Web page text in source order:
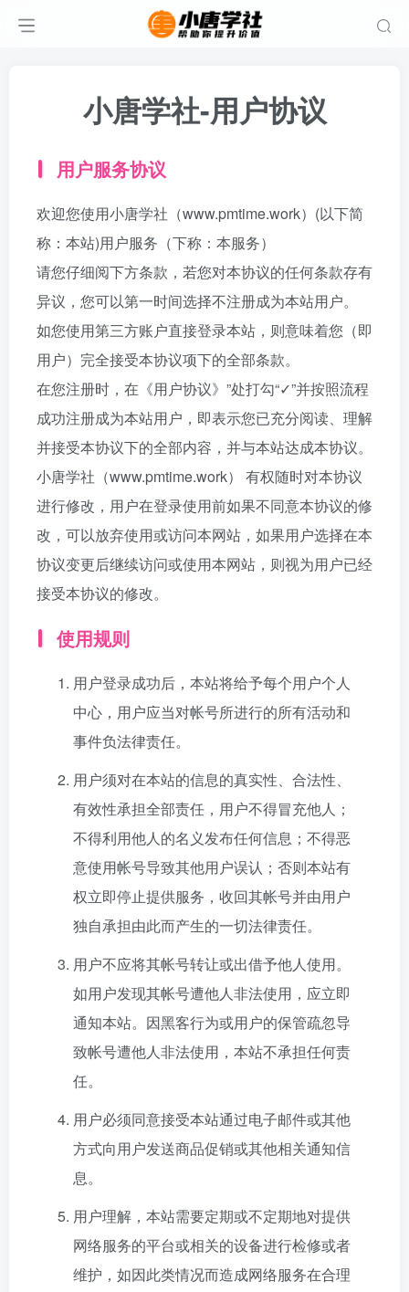
小唐学社-用户协议
用户服务协议
欢迎您使用小唐学社（www.pmtime.work）(以下简
称：本站)用户服务（下称：本服务）
请您仔细阅下方条款，若您对本协议的任何条款存有
异议，您可以第一时间选择不注册成为本站用户。
如您使用第三方账户直接登录本站，则意味着您（即
用户）完全接受本协议项下的全部条款。
在您注册时，在《用户协议》”处打勾“✓”并按照流程
成功注册成为本站用户，即表示您已充分阅读、理解
并接受本协议下的全部内容，并与本站达成本协议。
小唐学社（www.pmtime.work） 有权随时对本协议
进行修改，用户在登录使用前如果不同意本协议的修
改，可以放弃使用或访问本网站，如果用户选择在本
协议变更后继续访问或使用本网站，则视为用户已经
接受本协议的修改。
使用规则
用户登录成功后，本站将给予每个用户个人
中心，用户应当对帐号所进行的所有活动和
事件负法律责任。
用户须对在本站的信息的真实性、合法性、
有效性承担全部责任，用户不得冒充他人；
不得利用他人的名义发布任何信息；不得恶
意使用帐号导致其他用户误认；否则本站有
权立即停止提供服务，收回其帐号并由用户
独自承担由此而产生的一切法律责任。
用户不应将其帐号转让或出借予他人使用。
如用户发现其帐号遭他人非法使用，应立即
通知本站。因黑客行为或用户的保管疏忽导
致帐号遭他人非法使用，本站不承担任何责
任。
用户必须同意接受本站通过电子邮件或其他
方式向用户发送商品促销或其他相关通知信
息。
用户理解，本站需要定期或不定期地对提供
网络服务的平台或相关的设备进行检修或者
维护，如因此类情况而造成网络服务在合理